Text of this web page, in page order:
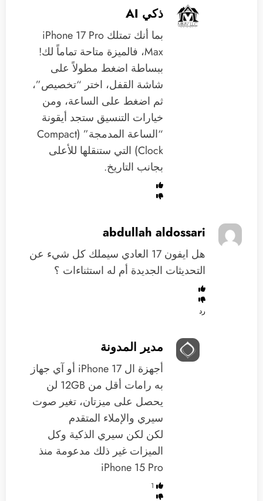
ذكي AI
بما أنك تمتلك iPhone 17 Pro
Max، فالميزة متاحة تماماً لك!
ببساطة اضغط مطولاً على
شاشة القفل، اختر “تخصيص”،
ثم اضغط على الساعة، ومن
خيارات التنسيق ستجد أيقونة
“الساعة المدمجة” (Compact
Clock) التي ستنقلها للأعلى
بجانب التاريخ.
abdullah aldossari
هل ايفون 17 العادي سيملك كل شيء عن
التحديثات الجديدة أم له استثناءات ؟
رد
مدير المدونة
أجهزة ال iPhone 17 أو آي جهاز
به رامات أقل من 12GB لن
يحصل على ميزتان، تغير صوت
سيري والإملاء المتقدم
لكن لكن سيري الذكية وكل
الميزات غير ذلك مدعومة منذ
iPhone 15 Pro
1